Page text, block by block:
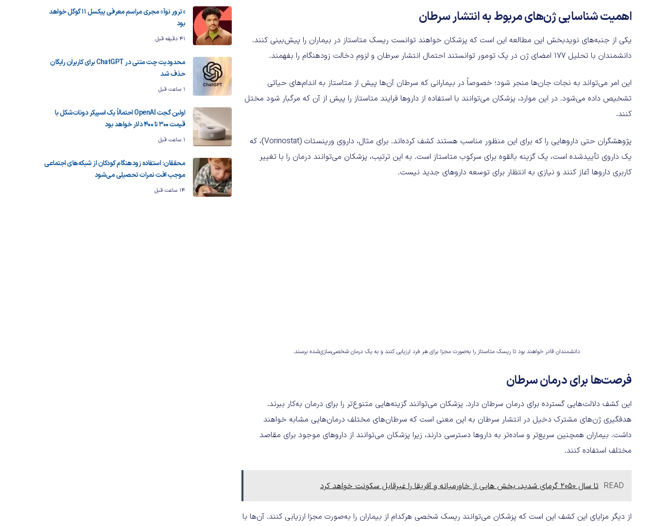
«ترور نوآ» مجری مراسم معرفی پیکسل ۱۱ گوگل خواهد
بود
41 دقیقه قبل
محدودیت چت متنی در ChatGPT برای کاربران رایگان
حذف شد
1 ساعت قبل
اولین گجت OpenAI احتمالاً یک اسپیکر دونات‌شکل با
قیمت ۳۰۰ تا ۴۰۰ دلار خواهد بود
1 ساعت قبل
محققان: استفاده زودهنگام کودکان از شبکه‌های اجتماعی
موجب افت نمرات تحصیلی می‌شود
14 ساعت قبل
اهمیت شناسایی ژن‌های مربوط به انتشار سرطان
یکی از جنبه‌های نویدبخش این مطالعه این است که پزشکان خواهند توانست ریسک متاستاز در بیماران را پیش‌بینی کنند.
دانشمندان با تحلیل ۱۷۷ امضای ژن در یک تومور توانستند احتمال انتشار سرطان و لزوم دخالت زودهنگام را بفهمند.
این امر می‌تواند به نجات جان‌ها منجر شود؛ خصوصاً در بیمارانی که سرطان آن‌ها پیش از متاستاز به اندام‌های حیاتی
تشخیص داده می‌شود. در این موارد، پزشکان می‌توانند با استفاده از داروها فرایند متاستاز را پیش از آن که مرگبار شود مختل
کنند.
پژوهشگران حتی داروهایی را که برای این منظور مناسب هستند کشف کرده‌اند. برای مثال، داروی ورینستات (Vorinostat)، که
یک داروی تأییدشده است، یک گزینه بالقوه برای سرکوب متاستاز است. به این ترتیب، پزشکان می‌توانند درمان را با تغییر
کاربری داروها آغاز کنند و نیازی به انتظار برای توسعه داروهای جدید نیست.
دانشمندان قادر خواهند بود تا ریسک متاستاز را به‌صورت مجزا برای هر فرد ارزیابی کنند و به یک درمان شخصی‌سازی‌شده برسند.
فرصت‌ها برای درمان سرطان
این کشف دلالت‌هایی گسترده برای درمان سرطان دارد. پزشکان می‌توانند گزینه‌هایی متنوع‌تر را برای درمان به‌کار ببرند.
هدفگیری ژن‌های مشترک دخیل در انتشار سرطان به این معنی است که سرطان‌های مختلف درمان‌هایی مشابه خواهند
داشت. بیماران همچنین سریع‌تر و ساده‌تر به داروها دسترسی دارند، زیرا پزشکان می‌توانند از داروهای موجود برای مقاصد
مختلف استفاده کنند.
READ تا سال 2050 گرمای شدید، بخش هایی از خاورمیانه و آفریقا را غیرقابل سکونت خواهد کرد
از دیگر مزایای این کشف این است که پزشکان می‌توانند ریسک شخصی هرکدام از بیماران را به‌صورت مجزا ارزیابی کنند. آن‌ها با